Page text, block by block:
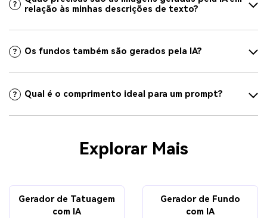
relação às minhas descrições de texto?
Os fundos também são gerados pela IA?
Qual é o comprimento ideal para um prompt?
Explorar Mais
Gerador de Tatuagem
com IA
Gerador de Fundo
com IA